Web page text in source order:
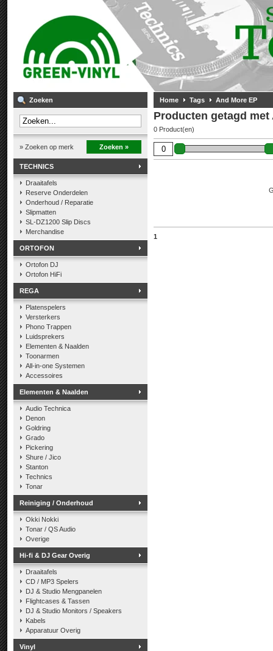
Zoeken
» Zoeken op merk Zoeken »
TECHNICS
Draaitafels
Reserve Onderdelen
Onderhoud / Reparatie
Slipmatten
SL-DZ1200 Slip Discs
Merchandise
ORTOFON
Ortofon DJ
Ortofon HiFi
REGA
Platenspelers
Versterkers
Phono Trappen
Luidsprekers
Elementen & Naalden
Toonarmen
All-in-one Systemen
Accessoires
Elementen & Naalden
Audio Technica
Denon
Goldring
Grado
Pickering
Shure / Jico
Stanton
Technics
Tonar
Reiniging / Onderhoud
Okki Nokki
Tonar / QS Audio
Overige
Hi-fi & DJ Gear Overig
Draaitafels
CD / MP3 Spelers
DJ & Studio Mengpanelen
Flightcases & Tassen
DJ & Studio Monitors / Speakers
Kabels
Apparatuur Overig
Vinyl
Home Tags And More EP
Producten getagd met
0 Product(en)
1